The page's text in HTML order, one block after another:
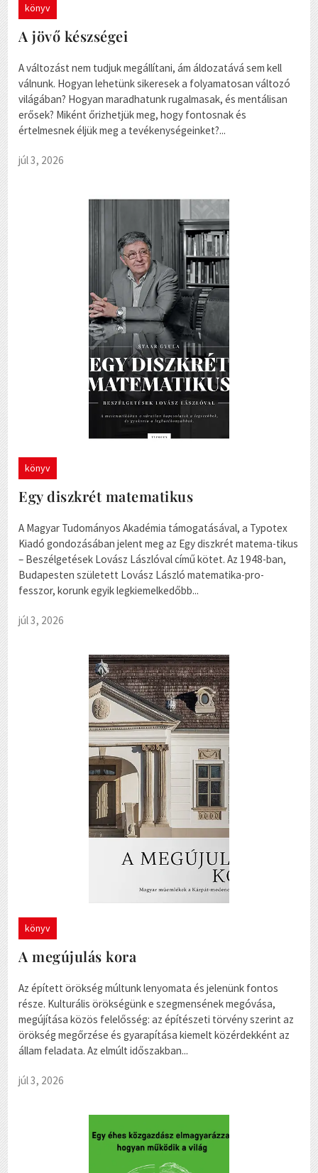
könyv
A jövő készségei
A változást nem tudjuk megállítani, ám áldozatává sem kell
válnunk. Hogyan lehetünk sikeresek a folyamatosan változó
világában? Hogyan maradhatunk rugalmasak, és mentálisan
erősek? Miként őrizhetjük meg, hogy fontosnak és
értelmesnek éljük meg a tevékenységeinket?...
júl 3, 2026
könyv
Egy diszkrét matematikus
A Magyar Tudományos Akadémia támogatásával, a Typotex
Kiadó gondozásában jelent meg az Egy diszkrét matema-tikus
– Beszélgetések Lovász Lászlóval című kötet. Az 1948-ban,
Budapesten született Lovász László matematika-pro-
fesszor, korunk egyik legkiemelkedőbb...
júl 3, 2026
könyv
A megújulás kora
Az épített örökség múltunk lenyomata és jelenünk fontos
része. Kulturális örökségünk e szegmensének megóvása,
megújítása közös felelősség: az építészeti törvény szerint az
örökség megőrzése és gyarapítása kiemelt közérdekként az
állam feladata. Az elmúlt időszakban...
júl 3, 2026